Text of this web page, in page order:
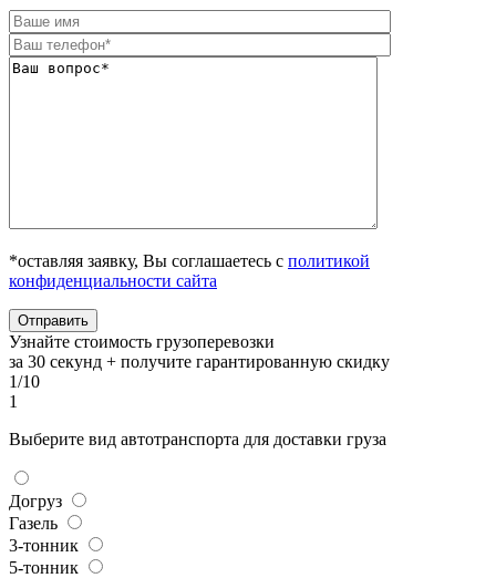
*оставляя заявку, Вы соглашаетесь с политикой
конфиденциальности сайта
Узнайте стоимость грузоперевозки
за 30 секунд + получите гарантированную скидку
1/10
1
Выберите вид автотранспорта для доставки груза
Догруз
Газель
3-тонник
5-тонник